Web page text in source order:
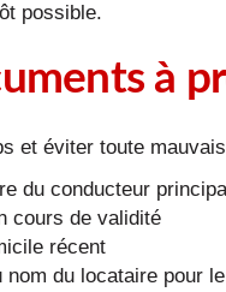
possible.
à
et éviter toute
du conducteur
cours de validité
récent
nom du locataire pour